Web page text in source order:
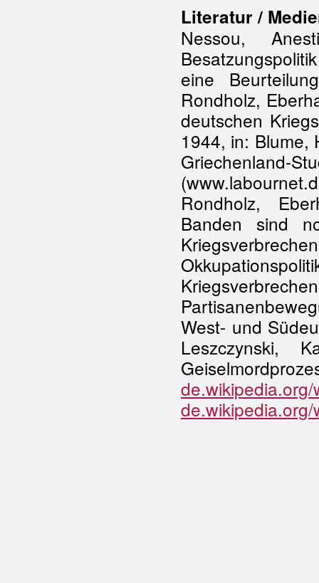
Literatur /
Nessou,
eine
Rondholz,
deutschen
1944, in: Blume,
Rondholz,
Banden sind
West- und
Leszczynski,